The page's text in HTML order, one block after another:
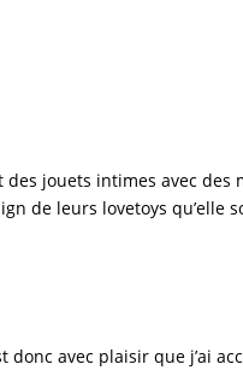
jouets intimes avec des
de leurs lovetoys qu’elle
avec plaisir que j’ai